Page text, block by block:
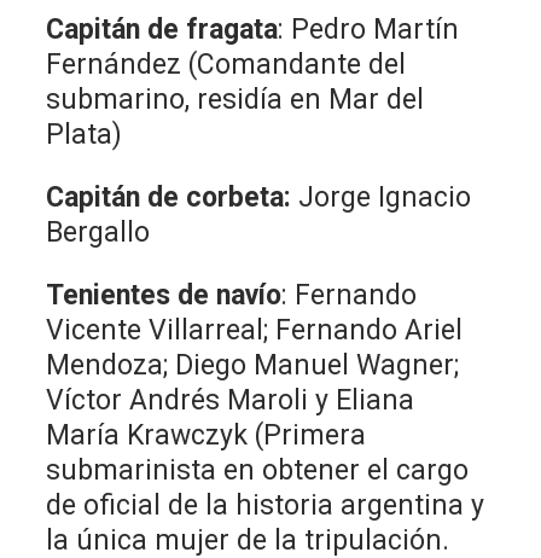
Capitán de fragata: Pedro Martín
Fernández (Comandante del
submarino, residía en Mar del
Plata)
Capitán de corbeta: Jorge Ignacio
Bergallo
Tenientes de navío: Fernando
Vicente Villarreal; Fernando Ariel
Mendoza; Diego Manuel Wagner;
Víctor Andrés Maroli y Eliana
María Krawczyk (Primera
submarinista en obtener el cargo
de oficial de la historia argentina y
la única mujer de la tripulación.